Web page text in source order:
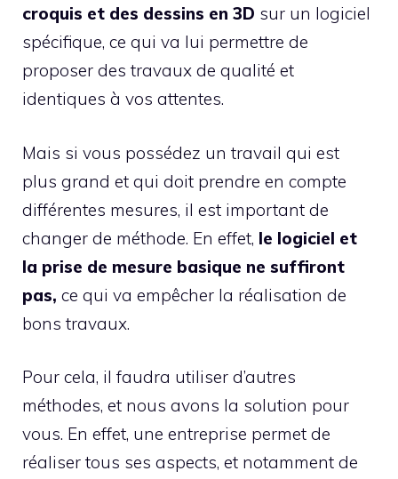
croquis et des dessins en 3D sur un logiciel
spécifique, ce qui va lui permettre de
proposer des travaux de qualité et
identiques à vos attentes.
Mais si vous possédez un travail qui est
plus grand et qui doit prendre en compte
différentes mesures, il est important de
changer de méthode. En effet, le logiciel et
la prise de mesure basique ne suffiront
pas, ce qui va empêcher la réalisation de
bons travaux.
Pour cela, il faudra utiliser d’autres
méthodes, et nous avons la solution pour
vous. En effet, une entreprise permet de
réaliser tous ses aspects, et notamment de